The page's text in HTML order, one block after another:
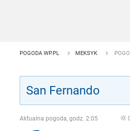
POGODA WP.PL MEKSYK
Aktualna pogoda, godz. 2:05